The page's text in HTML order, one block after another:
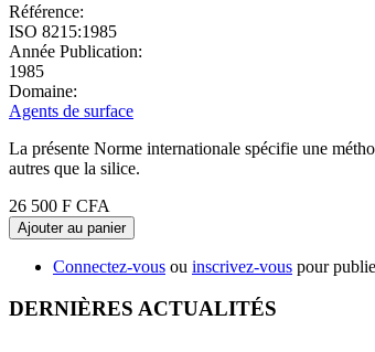
Référence:
ISO 8215:1985
Année Publication:
1985
Domaine:
Agents de surface
La présente Norme internationale spécifie une
autres que la silice.
26 500 F CFA
Ajouter au panier
Connectez-vous ou inscrivez-vous pour
DERNIÈRES ACTUALITÉS